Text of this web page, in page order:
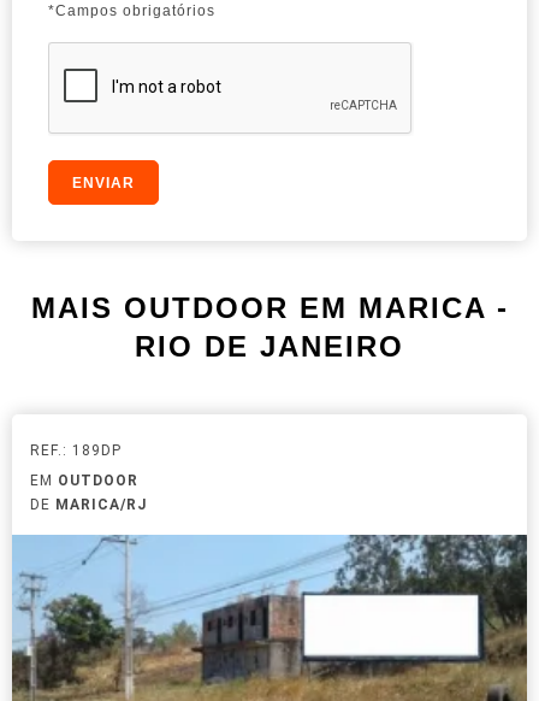
*Campos obrigatórios
MAIS OUTDOOR EM MARICA -
RIO DE JANEIRO
REF.: 189DP
EM OUTDOOR
DE MARICA/RJ